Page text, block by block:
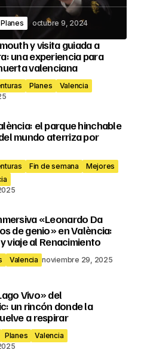
Planes octubre 9, 2024
y visita guiada a
una experiencia para
valenciana
Planes
Valencia
el parque hinchable
mundo aterriza por
Fin de semana
Mejores
«Leonardo Da
de genio» en València:
viaje al Renacimiento
Valencia noviembre 29, 2025
Vivo» del
un rincón donde la
a respirar
Planes
Valencia